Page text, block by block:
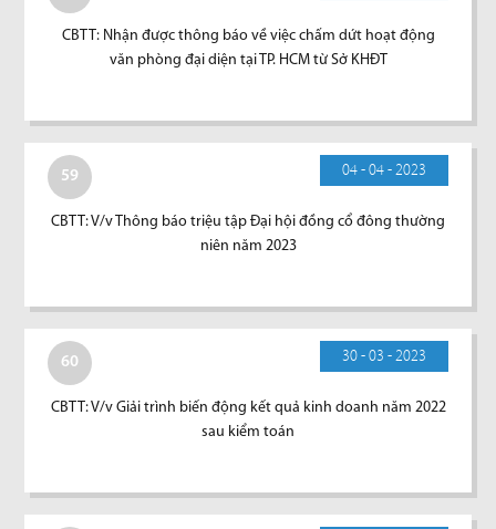
CBTT: Nhận được thông báo về việc chấm dứt hoạt động
văn phòng đại diện tại TP. HCM từ Sở KHĐT
59 04 - 04 - 2023
CBTT: V/v Thông báo triệu tập Đại hội đồng cổ đông thường
niên năm 2023
60 30 - 03 - 2023
CBTT: V/v Giải trình biến động kết quả kinh doanh năm 2022
sau kiểm toán